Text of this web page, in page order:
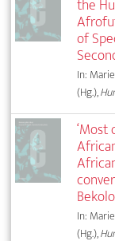
the
of
In:
(Hg.),
Bekolo
In:
(Hg.),